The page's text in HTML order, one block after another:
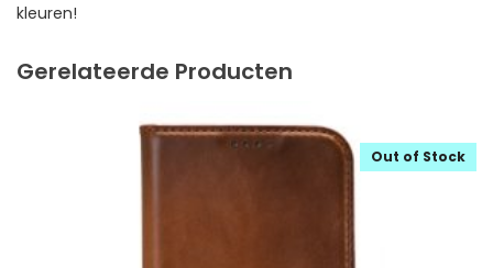
kleuren!
Gerelateerde Producten
Out of Stock